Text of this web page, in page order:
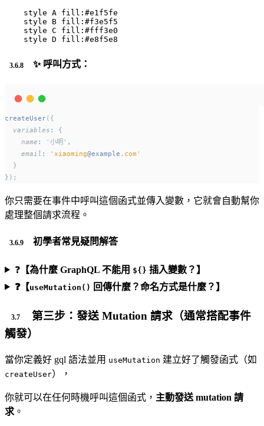
    style A fill:#e1f5fe
    style B fill:#f3e5f5
    style C fill:#fff3e0
    style D fill:#e8f5e8
✨ 呼叫方式：
createUser({
variables :
{
name : '小明' ,
email : ' xiaoming@example . com '
  }
});
你只需要在事件中呼叫這個函式並傳入變數，它就會自動幫你
處理整個請求流程。
初學者常見疑問解答
❓【為什麼 GraphQL 不能用 ${} 插入變數？】
❓【useMutation() 回傳什麼？命名方式是什麼？】
第三步：發送 Mutation 請求（通常搭配事件
觸發）
當你定義好 gql 語法並用 useMutation 建立好了觸發函式（如
createUser），
你就可以在任何時機呼叫這個函式， 主動發送 mutation 請
求 。